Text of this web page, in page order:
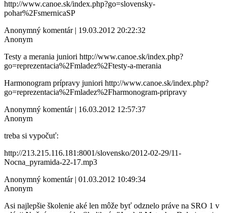
http://www.canoe.sk/index.php?go=slovensky-
pohar%2FsmernicaSP
Anonymný komentár | 19.03.2012 20:22:32
Anonym
Testy a merania juniori http://www.canoe.sk/index.php?
go=reprezentacia%2Fmladez%2Ftesty-a-merania
Harmonogram prípravy juniori http://www.canoe.sk/index.php?
go=reprezentacia%2Fmladez%2Fharmonogram-pripravy
Anonymný komentár | 16.03.2012 12:57:37
Anonym
treba si vypočuť:
http://213.215.116.181:8001/slovensko/2012-02-29/11-
Nocna_pyramida-22-17.mp3
Anonymný komentár | 01.03.2012 10:49:34
Anonym
Asi najlepšie školenie aké len môže byť odznelo práve na SRO 1 v